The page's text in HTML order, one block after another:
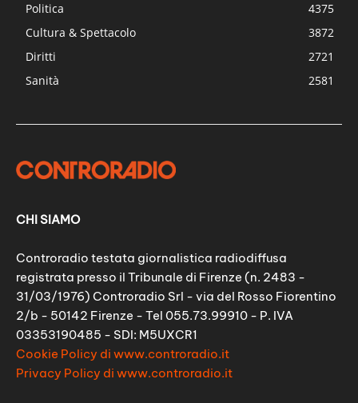
Politica
4375
Cultura & Spettacolo
3872
Diritti
2721
Sanità
2581
CHI SIAMO
Controradio testata giornalistica radiodiffusa
registrata presso il Tribunale di Firenze (n. 2483 -
31/03/1976) Controradio Srl - via del Rosso Fiorentino
2/b - 50142 Firenze - Tel 055.73.99910 - P. IVA
03353190485 - SDI: M5UXCR1
Cookie Policy di www.controradio.it
Privacy Policy di www.controradio.it